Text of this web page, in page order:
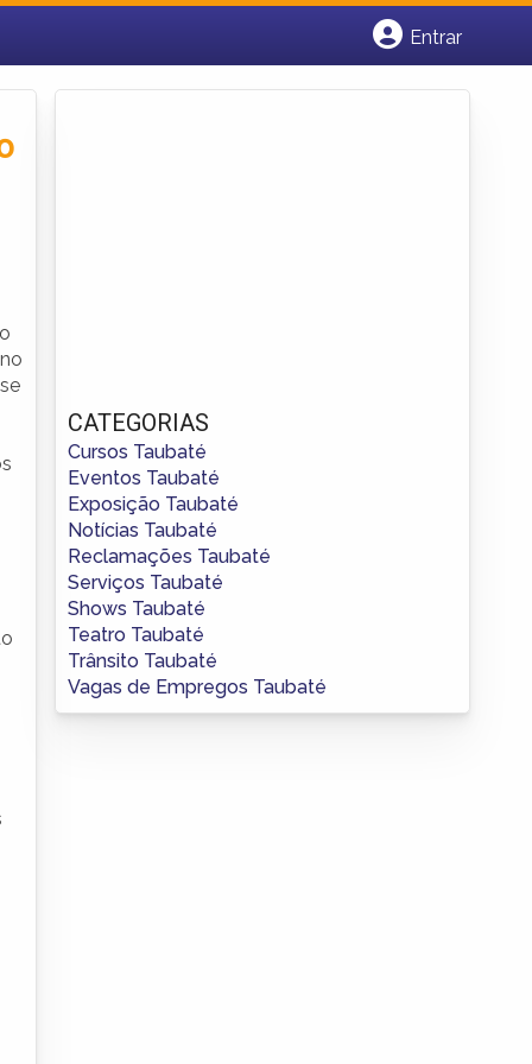
Entrar
CATEGORIAS
Cursos Taubaté
Eventos Taubaté
Exposição Taubaté
Notícias Taubaté
Reclamações Taubaté
Serviços Taubaté
Shows Taubaté
Teatro Taubaté
Trânsito Taubaté
Vagas de Empregos Taubaté